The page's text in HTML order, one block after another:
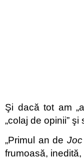
Şi dacă tot am
„colaj de opinii”
„Primul an de
frumoasă,